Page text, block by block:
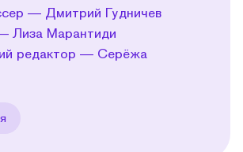
— Дмитрий Гудничев
Лиза Марантиди
редактор — Серёжа